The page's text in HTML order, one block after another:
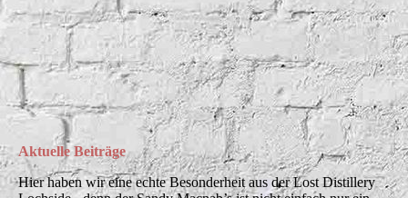
GrainStill
Aktuelle Beiträge
Hier haben wir eine echte Besonderheit aus der Lost Distillery